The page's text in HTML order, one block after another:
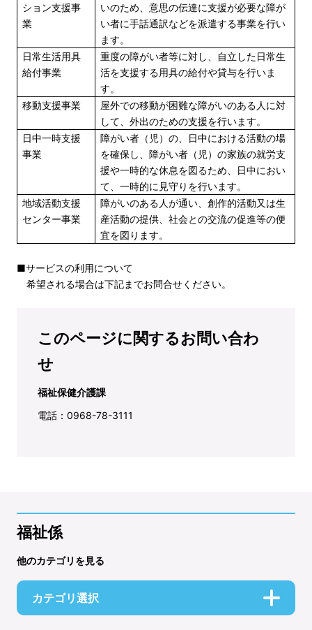
ション支援事
業
いのため、意思の伝達に支援が必要な障が
い者に手話通訳などを派遣する事業を行い
ます。
日常生活用具
給付事業
重度の障がい者等に対し、自立した日常生
活を支援する用具の給付や貸与を行いま
す。
移動支援事業
屋外での移動が困難な障がいのある人に対
して、外出のための支援を行います。
日中一時支援
事業
障がい者（児）の、日中における活動の場
を確保し、障がい者（児）の家族の就労支
援や一時的な休息を図るため、日中におい
て、一時的に見守りを行います。
地域活動支援
センター事業
障がいのある人が通い、創作的活動又は生
産活動の提供、社会との交流の促進等の便
宜を図ります。
■サービスの利用について
希望される場合は下記までお問合せください。
このページに関するお問い合わ
せ
福祉保健介護課
電話：0968-78-3111
福祉係
他のカテゴリを見る
カテゴリ選択